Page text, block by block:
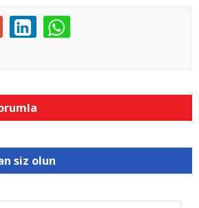
siz olun